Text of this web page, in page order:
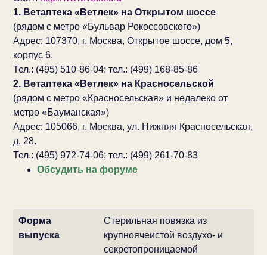
1. Ветаптека «Ветлек» на Открытом шоссе
(рядом с метро «Бульвар Рокоссовского»)
Адрес: 107370, г. Москва, Открытое шоссе, дом 5,
корпус 6.
Тел.: (495) 510-86-04; тел.: (499) 168-85-86
2. Ветаптека «Ветлек» на Красносельской
(рядом с метро «Красносельская» и недалеко от
метро «Бауманская»)
Адрес: 105066, г. Москва, ул. Нижняя Красносельская,
д. 28.
Тел.: (495) 972-74-06; тел.: (499) 261-70-83
Обсудить на форуме
Форма
выпуска
Стерильная повязка из
крупноячеистой воздухо- и
секретопроницаемой